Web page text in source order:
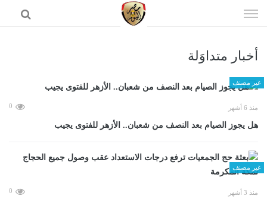
الى
أخبار متداوَلة
غير مصنف
منذ 6 أشهر 0
هل يجوز الصيام بعد النصف من شعبان.. الأزهر للفتوى يجيب
غير مصنف
منذ 3 أشهر 0